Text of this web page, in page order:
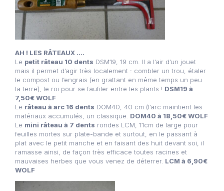
AH ! LES RÂTEAUX ….
Le petit râteau 10 dents DSM19, 19 cm. Il a l’air d’un jouet
mais il permet d’agir très localement : combler un trou, étaler
le compost ou l’engrais (en grattant en même temps un peu
la terre), le roi pour se faufiler entre les plants ! DSM19 à
7,50€ WOLF
Le râteau à arc 16 dents DOM40, 40 cm (l’arc maintient les
matériaux accumulés, un classique. DOM40 à 18,50€ WOLF
Le mini râteau à 7 dents rondes LCM, 11cm de large pour
feuilles mortes sur plate-bande et surtout, en le passant à
plat avec le petit manche et en faisant des huit devant soi, il
ramasse ainsi, de façon très efficace toutes racines et
mauvaises herbes que vous venez de déterrer. LCM à 6,90€
WOLF